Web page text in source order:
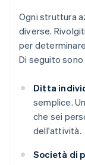
Ogni struttura
diverse.
per
Di seguito
Ditta
semplice.
che sei
dell'attività.
Società di